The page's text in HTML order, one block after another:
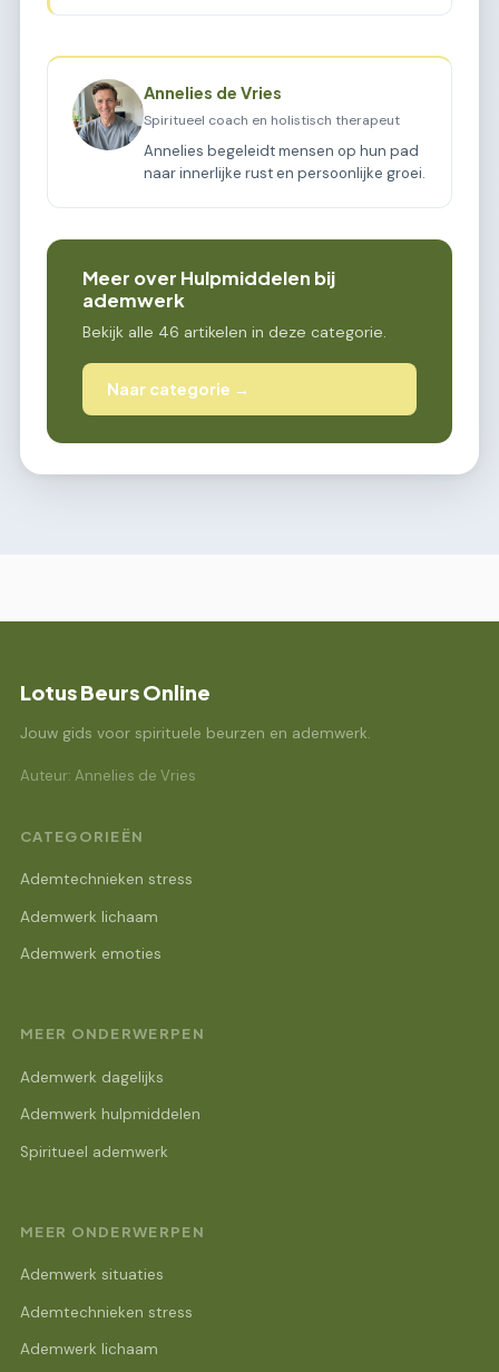
Annelies de Vries
Spiritueel coach en holistisch therapeut
Annelies begeleidt mensen op hun pad
naar innerlijke rust en persoonlijke groei.
Meer over Hulpmiddelen bij
ademwerk
Bekijk alle 46 artikelen in deze categorie.
Naar categorie →
Lotus Beurs Online
Jouw gids voor spirituele beurzen en ademwerk.
Auteur: Annelies de Vries
CATEGORIEËN
Ademtechnieken stress
Ademwerk lichaam
Ademwerk emoties
MEER ONDERWERPEN
Ademwerk dagelijks
Ademwerk hulpmiddelen
Spiritueel ademwerk
MEER ONDERWERPEN
Ademwerk situaties
Ademtechnieken stress
Ademwerk lichaam